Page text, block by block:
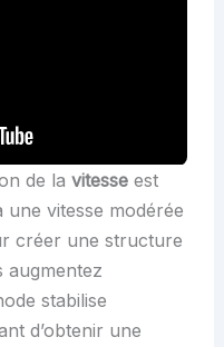
de la vitesseest
une vitesse modérée
créer une structure
augmentez
stabilise
d’obtenir une